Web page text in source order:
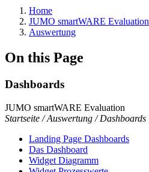
Home
JUMO smartWARE Evaluation
Auswertung
On this Page
Dashboards
JUMO smartWARE Evaluation
Startseite / Auswertung / Dashboards
Landing Page Dashboards
Das Dashboard
Widget Diagramm